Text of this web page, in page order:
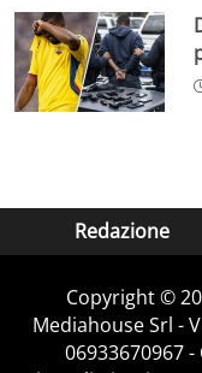
Redazione
Copyright ©
Mediahouse Srl -
06933670967